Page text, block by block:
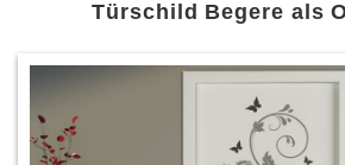
Türschild Begere als